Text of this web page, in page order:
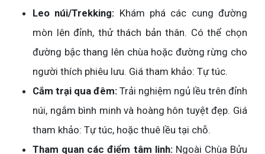
Leo núi/Trekking: Khám phá các cung đường
mòn lên đỉnh, thử thách bản thân. Có thể chọn
đường bậc thang lên chùa hoặc đường rừng cho
người thích phiêu lưu. Giá tham khảo: Tự túc.
Cắm trại qua đêm: Trải nghiệm ngủ lều trên đỉnh
núi, ngắm bình minh và hoàng hôn tuyệt đẹp. Giá
tham khảo: Tự túc, hoặc thuê lều tại chỗ.
Tham quan các điểm tâm linh:Ngoài Chùa Bửu